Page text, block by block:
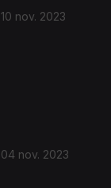
10 nov. 2023
04 nov. 2023